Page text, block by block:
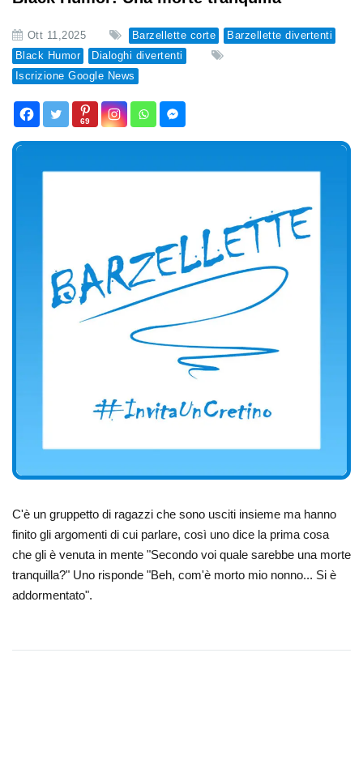
Ott 11,2025 Barzellette corte
Barzellette divertenti
Black Humor
Dialoghi divertenti
Iscrizione Google News
69
C'è un gruppetto di ragazzi che sono usciti insieme ma hanno
finito gli argomenti di cui parlare, così uno dice la prima cosa
che gli è venuta in mente "Secondo voi quale sarebbe una morte
tranquilla?" Uno risponde "Beh, com'è morto mio nonno... Si è
addormentato".